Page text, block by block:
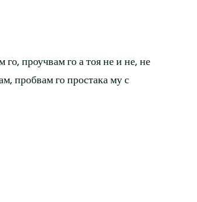
проучвам го а тоя не и не, не
пробвам го простака му с